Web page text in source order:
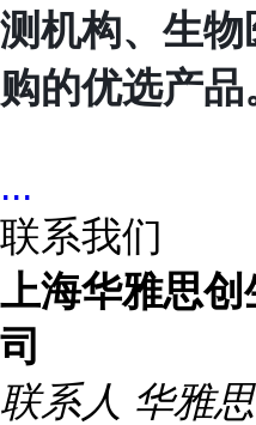
测机构、生
购的优选产品
...
联系我们
上海华雅思
司
联系人 华雅